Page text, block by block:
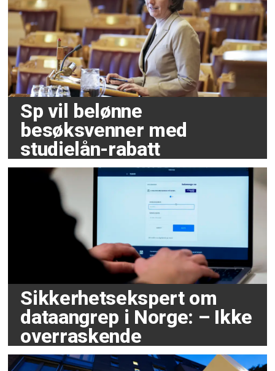
Sp vil belønne
besøksvenner med
studielån-rabatt
Sikkerhetsekspert om
dataangrep i Norge: – Ikke
overraskende